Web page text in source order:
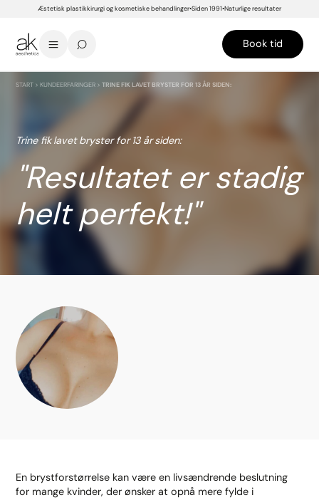
Æstetisk plastikkirurgi og kosmetiske behandlinger Siden 1991 Naturlige resultater
Book tid
START >KUNDEERFARINGER >TRINE FIK LAVET BRYSTER FOR 13 ÅR SIDEN:
Trine fik lavet bryster for 13 år siden:
Resultatet er stadig
helt perfekt!
En brystforstørrelse kan være en livsændrende beslutning
for mange kvinder, der ønsker at opnå mere fylde i